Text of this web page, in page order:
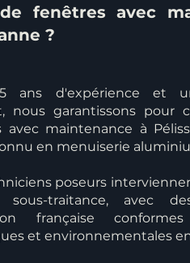
fenêtres avec
?
ans d'expérience et
nous garantissons pour
avec maintenance à
en menuiserie
poseurs
sous-traitance, avec
française
et environnementales